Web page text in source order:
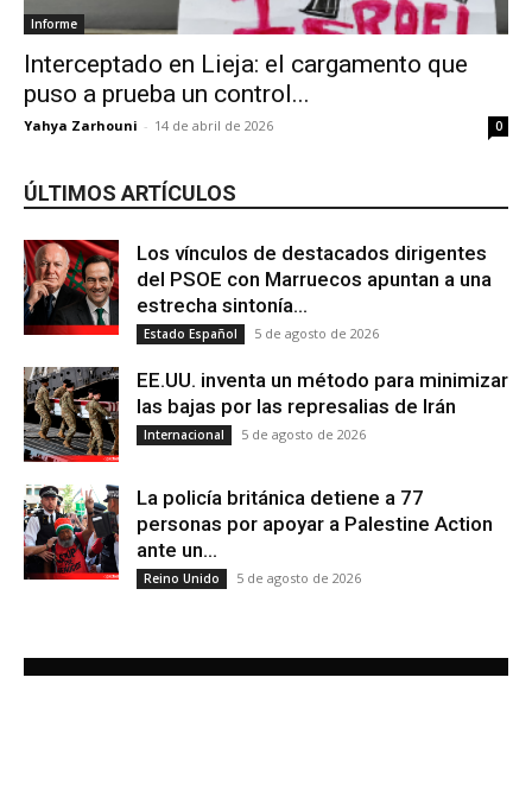
Informe
Interceptado en Lieja: el cargamento que
puso a prueba un control...
Yahya Zarhouni - 14 de abril de 2026 0
ÚLTIMOS ARTÍCULOS
Los vínculos de destacados dirigentes
del PSOE con Marruecos apuntan a una
estrecha sintonía...
Estado Español 5 de agosto de 2026
EE.UU. inventa un método para minimizar
las bajas por las represalias de Irán
Internacional 5 de agosto de 2026
La policía británica detiene a 77
personas por apoyar a Palestine Action
ante un...
Reino Unido 5 de agosto de 2026